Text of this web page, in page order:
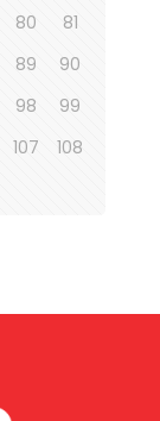
80
81
89
90
98
99
107
108